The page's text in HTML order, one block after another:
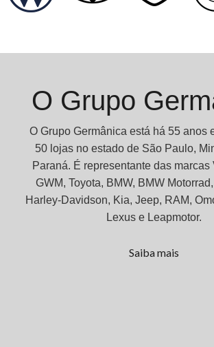
O Grupo
O Grupo Germânica está há 55 anos
50 lojas no estado de São Paulo,
Paraná. É representante das marcas
GWM, Toyota, BMW, BMW
Harley-Davidson, Kia, Jeep, RAM,
Lexus e Leapmotor.
Saiba mais